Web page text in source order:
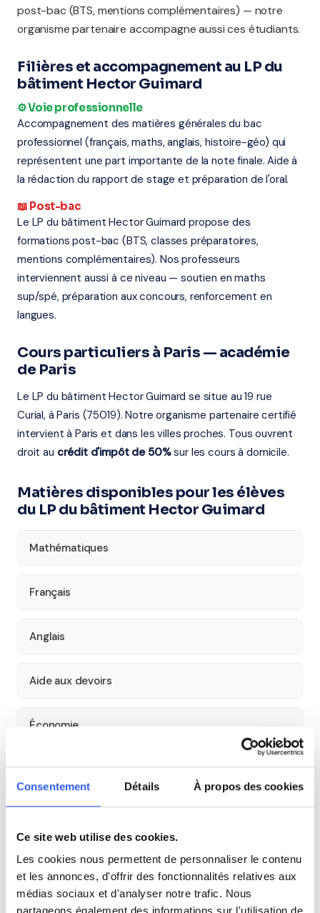
Consentement Détails À propos des cookies
Ce site web utilise des cookies.
Les cookies nous permettent de personnaliser le contenu
et les annonces, d'offrir des fonctionnalités relatives aux
médias sociaux et d'analyser notre trafic. Nous
post-bac (BTS, mentions complémentaires) — notre
organisme partenaire accompagne aussi ces étudiants.
Filières et accompagnement au LP du
bâtiment Hector Guimard
⚙️ Voie professionnelle
Accompagnement des matières générales du bac
professionnel (français, maths, anglais, histoire-géo) qui
représentent une part importante de la note finale. Aide à
la rédaction du rapport de stage et préparation de l'oral.
📖 Post-bac
Le LP du bâtiment Hector Guimard propose des
formations post-bac (BTS, classes préparatoires,
mentions complémentaires). Nos professeurs
interviennent aussi à ce niveau — soutien en maths
sup/spé, préparation aux concours, renforcement en
langues.
Cours particuliers à Paris — académie
de Paris
Le LP du bâtiment Hector Guimard se situe au 19 rue
Curial, à Paris (75019). Notre organisme partenaire certifié
intervient à Paris et dans les villes proches. Tous ouvrent
droit au crédit d'impôt de 50%sur les cours à domicile.
Matières disponibles pour les élèves
du LP du bâtiment Hector Guimard
Mathématiques
Français
Anglais
Aide aux devoirs
Économie
Histoire
Études supérieures